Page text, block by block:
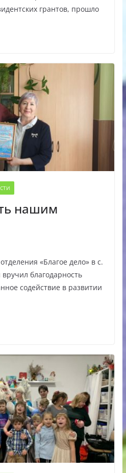
грантов, прошло
нашим
«Благое дело» в с.
благодарность
содействие в развитии